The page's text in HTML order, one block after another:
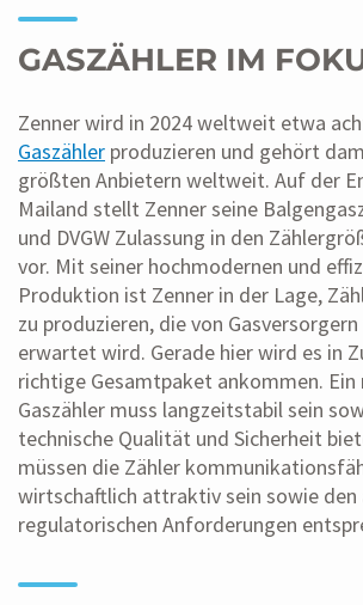
GASZÄHLER IM
Zenner wird in 2024 weltweit etwa
Gaszähler produzieren und gehört
größten Anbietern weltweit. Auf der
Mailand stellt Zenner seine
und DVGW Zulassung in den
vor. Mit seiner hochmodernen und
Produktion ist Zenner in der Lage,
zu produzieren, die von
erwartet wird. Gerade hier wird es in
richtige Gesamtpaket ankommen.
Gaszähler muss langzeitstabil sein
technische Qualität und Sicherheit
müssen die Zähler
wirtschaftlich attraktiv sein sowie den
regulatorischen Anforderungen